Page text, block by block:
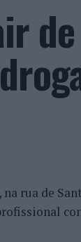
na rua de